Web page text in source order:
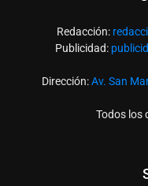
Redacción:
Publicidad:
Dirección:Av. San
Todos los